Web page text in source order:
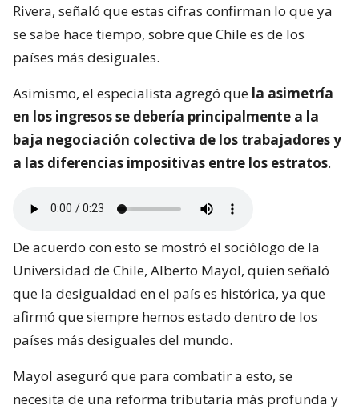
Rivera, señaló que estas cifras confirman lo que ya
se sabe hace tiempo, sobre que Chile es de los
países más desiguales.
Asimismo, el especialista agregó que la asimetría
en los ingresos se debería principalmente a la
baja negociación colectiva de los trabajadores y
a las diferencias impositivas entre los estratos.
De acuerdo con esto se mostró el sociólogo de la
Universidad de Chile, Alberto Mayol, quien señaló
que la desigualdad en el país es histórica, ya que
afirmó que siempre hemos estado dentro de los
países más desiguales del mundo.
Mayol aseguró que para combatir a esto, se
necesita de una reforma tributaria más profunda y